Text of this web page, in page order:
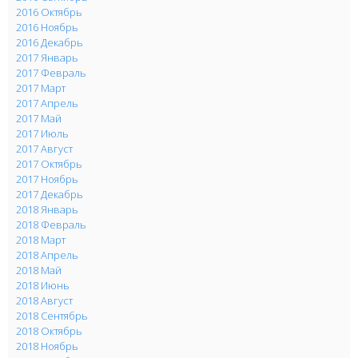
2016 Октябрь
2016 Ноябрь
2016 Декабрь
2017 Январь
2017 Февраль
2017 Март
2017 Апрель
2017 Май
2017 Июль
2017 Август
2017 Октябрь
2017 Ноябрь
2017 Декабрь
2018 Январь
2018 Февраль
2018 Март
2018 Апрель
2018 Май
2018 Июнь
2018 Август
2018 Сентябрь
2018 Октябрь
2018 Ноябрь